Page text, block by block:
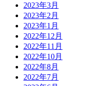
2023年3月
2023年2月
2023年1月
2022年12月
2022年11月
2022年10月
2022年8月
2022年7月